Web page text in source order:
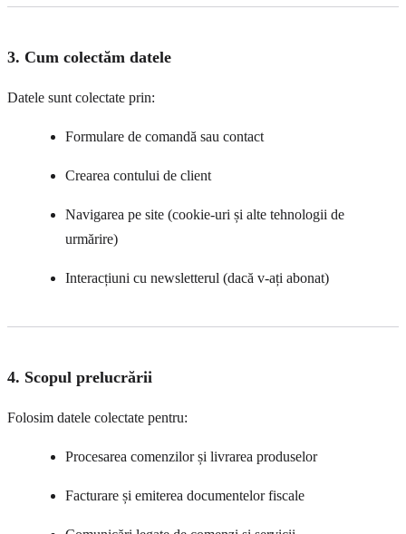
3. Cum colectăm datele
Datele sunt colectate prin:
Formulare de comandă sau contact
Crearea contului de client
Navigarea pe site (cookie-uri și alte tehnologii de
urmărire)
Interacțiuni cu newsletterul (dacă v-ați abonat)
4. Scopul prelucrării
Folosim datele colectate pentru:
Procesarea comenzilor și livrarea produselor
Facturare și emiterea documentelor fiscale